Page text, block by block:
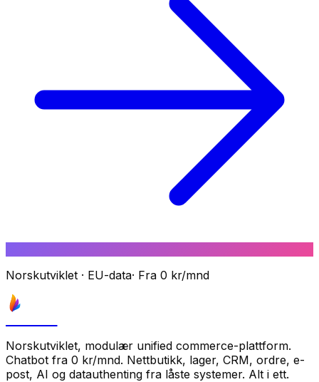
Norskutviklet · EU-data· Fra 0 kr/mnd
Norskutviklet, modulær unified commerce-plattform.
Chatbot fra 0 kr/mnd. Nettbutikk, lager, CRM, ordre, e-
post, AI og datauthenting fra låste systemer. Alt i ett.